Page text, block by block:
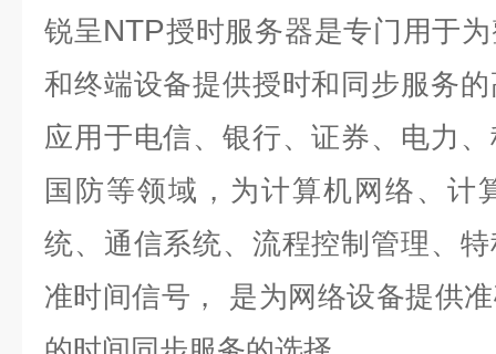
锐呈NTP授时服务器是专门用于
和终端设备提供授时和同步服务
应用于电信、银行、证券、电力
国防等领域，为计算机网络、计
统、通信系统、流程控制管理、
准时间信号，
是为网络设备提供